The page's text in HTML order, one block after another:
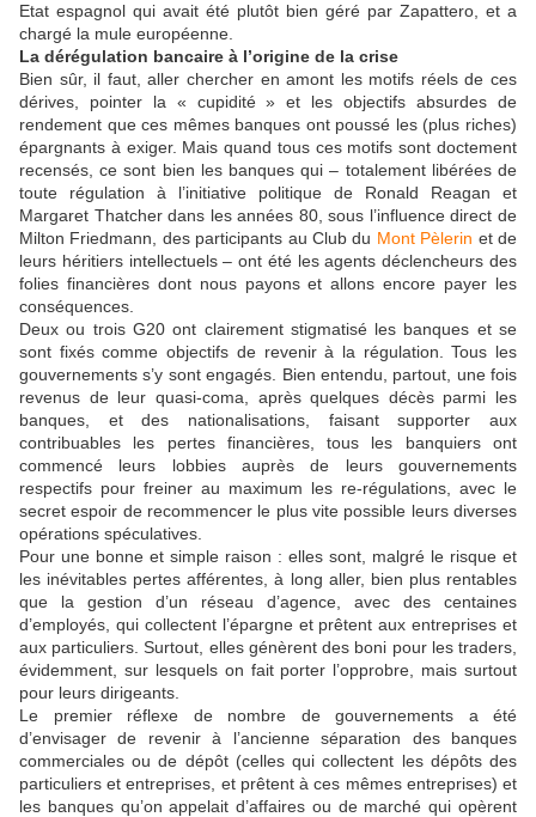
Etat espagnol qui avait été plutôt bien géré par Zapattero, et a
chargé la mule européenne.
La dérégulation bancaire à l’origine de la crise
Bien sûr, il faut, aller chercher en amont les motifs réels de ces
dérives, pointer la « cupidité » et les objectifs absurdes de
rendement que ces mêmes banques ont poussé les (plus riches)
épargnants à exiger. Mais quand tous ces motifs sont doctement
recensés, ce sont bien les banques qui – totalement libérées de
toute régulation à l’initiative politique de Ronald Reagan et
Margaret Thatcher dans les années 80, sous l’influence direct de
Milton Friedmann, des participants au Club du Mont Pèlerin et de
leurs héritiers intellectuels – ont été les agents déclencheurs des
folies financières dont nous payons et allons encore payer les
conséquences.
Deux ou trois G20 ont clairement stigmatisé les banques et se
sont fixés comme objectifs de revenir à la régulation. Tous les
gouvernements s’y sont engagés. Bien entendu, partout, une fois
revenus de leur quasi-coma, après quelques décès parmi les
banques, et des nationalisations, faisant supporter aux
contribuables les pertes financières, tous les banquiers ont
commencé leurs lobbies auprès de leurs gouvernements
respectifs pour freiner au maximum les re-régulations, avec le
secret espoir de recommencer le plus vite possible leurs diverses
opérations spéculatives.
Pour une bonne et simple raison : elles sont, malgré le risque et
les inévitables pertes afférentes, à long aller, bien plus rentables
que la gestion d’un réseau d’agence, avec des centaines
d’employés, qui collectent l’épargne et prêtent aux entreprises et
aux particuliers. Surtout, elles génèrent des boni pour les traders,
évidemment, sur lesquels on fait porter l’opprobre, mais surtout
pour leurs dirigeants.
Le premier réflexe de nombre de gouvernements a été
d’envisager de revenir à l’ancienne séparation des banques
commerciales ou de dépôt (celles qui collectent les dépôts des
particuliers et entreprises, et prêtent à ces mêmes entreprises) et
les banques qu’on appelait d’affaires ou de marché qui opèrent